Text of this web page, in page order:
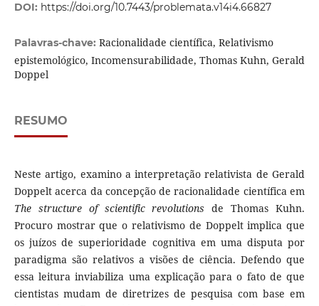
DOI: https://doi.org/10.7443/problemata.v14i4.66827
Palavras-chave: Racionalidade científica, Relativismo
epistemológico, Incomensurabilidade, Thomas Kuhn, Gerald
Doppel
RESUMO
Neste artigo, examino a interpretação relativista de Gerald
Doppelt acerca da concepção de racionalidade científica em
The structure of scientific revolutions de Thomas Kuhn.
Procuro mostrar que o relativismo de Doppelt implica que
os juízos de superioridade cognitiva em uma disputa por
paradigma são relativos a visões de ciência. Defendo que
essa leitura inviabiliza uma explicação para o fato de que
cientistas mudam de diretrizes de pesquisa com base em